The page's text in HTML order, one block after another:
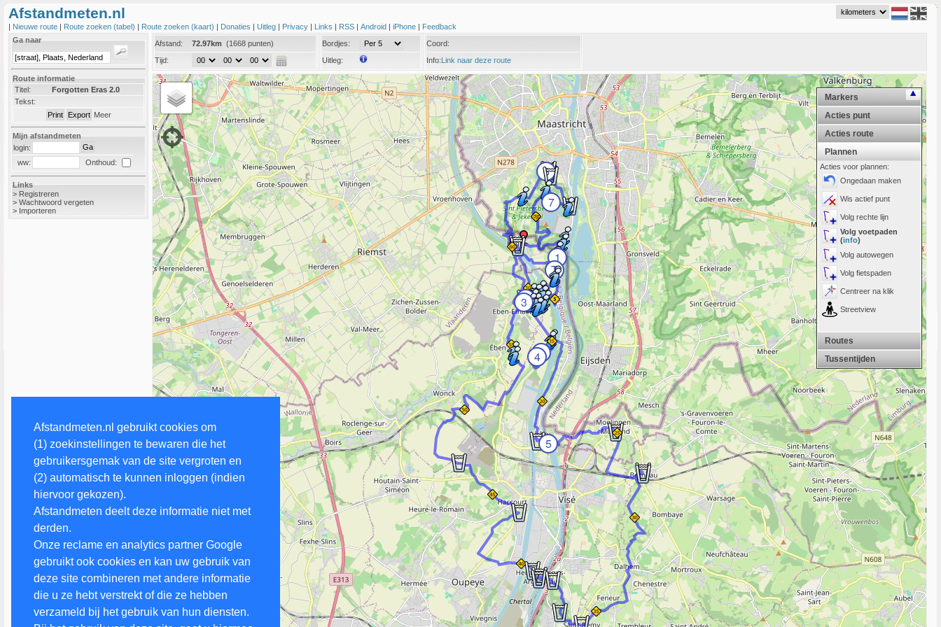
Afstandmeten.nl gebruikt cookies om
(1) zoekinstellingen te bewaren die het
gebruikersgemak van de site vergroten en
(2) automatisch te kunnen inloggen (indien
hiervoor gekozen).
Afstandmeten deelt deze informatie niet met
derden.
Onze reclame en analytics partner Google
gebruikt ook cookies en kan uw gebruik van
deze site combineren met andere informatie
die u ze hebt verstrekt of die ze hebben
verzameld bij het gebruik van hun diensten.
Afstandmeten.nl
| Nieuwe route | Route zoeken (tabel) | Route zoeken (kaart) | Donaties | Uitleg | Privacy | Links | RSS | Android | iPhone | Feedback
Ga naar
Route informatie
Titel:
Forgotten Eras 2.0
Tekst:
Meer
Mijn afstandmeten
login:
ww:
Onthoud:
Links
> Registreren
> Wachtwoord vergeten
> Importeren
Afstand: 72.97km
(1668 punten)
Tijd:
Bordjes:
Uitleg:
Coord:
Info:Link naar deze route
1
4
4
5
32
6
7
T
Markers
Acties punt
Acties route
Plannen
Acties voor plannen:
Ongedaan maken
Wis actief punt
Volg rechte lijn
Volg voetpaden
(info)
Volg autowegen
Volg fietspaden
Centreer na klik
Streetview
Routes
Tussentijden